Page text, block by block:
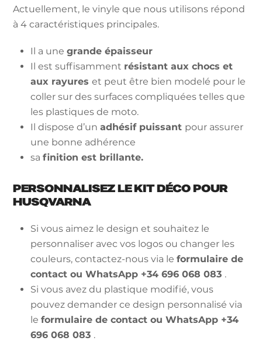
Actuellement, le vinyle que nous utilisons répond
à 4 caractéristiques principales.
Il a unegrande épaisseur
Il est suffisamment résistant aux chocs et
aux rayureset peut être bien modelé pour le
coller sur des surfaces compliquées telles que
les plastiques de moto.
Il dispose d’unadhésif puissant pour assurer
une bonne adhérence
safinition est brillante.
PERSONNALISEZ LE KIT DÉCO POUR
HUSQVARNA
Si vous aimez le design et souhaitez le
personnaliser avec vos logos ou changer les
couleurs, contactez-nous via leformulaire de
contact ou WhatsApp +34 696 068 083 .
Si vous avez du plastique modifié, vous
pouvez demander ce design personnalisé via
leformulaire de contact ou WhatsApp +34
696 068 083 .